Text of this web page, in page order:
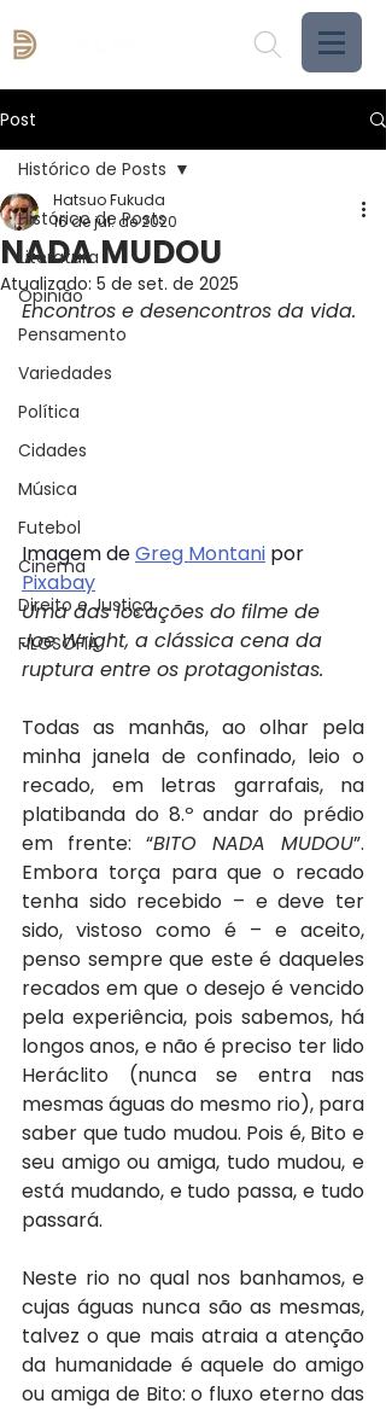
Post
Histórico de Posts
Literatura
Opinião
Pensamento
Variedades
Política
Cidades
Música
Futebol
Cinema
Direito e Justiça
FILOSOFIA
Histórico de Posts
NADA MUDOU
Hatsuo Fukuda
16 de jul. de 2020
Atualizado: 5 de set. de 2025
Encontros e desencontros da vida.
Imagem de Greg Montani por
Pixabay
Uma das locações do filme de
Joe Wright, a clássica cena da
ruptura entre os protagonistas.
Todas as manhãs, ao olhar pela
minha janela de confinado, leio o
recado, em letras garrafais, na
platibanda do 8.º andar do prédio
em frente: “BITO NADA MUDOU”.
Embora torça para que o recado
tenha sido recebido – e deve ter
sido, vistoso como é – e aceito,
penso sempre que este é daqueles
recados em que o desejo é vencido
pela experiência, pois sabemos, há
longos anos, e não é preciso ter lido
Heráclito (nunca se entra nas
mesmas águas do mesmo rio), para
saber que tudo mudou. Pois é, Bito e
seu amigo ou amiga, tudo mudou, e
está mudando, e tudo passa, e tudo
passará.
Neste rio no qual nos banhamos, e
cujas águas nunca são as mesmas,
talvez o que mais atraia a atenção
da humanidade é aquele do amigo
ou amiga de Bito: o fluxo eterno das